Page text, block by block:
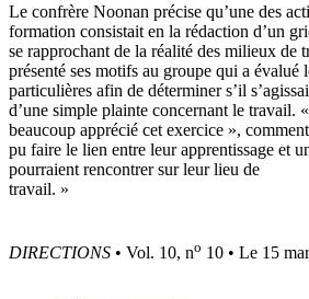
Le confrère Noonan précise qu’une des
formation consistait en la rédaction d’un
se rapprochant de la réalité des milieux de
présenté ses motifs au groupe qui a évalué
particulières afin de déterminer s’il
d’une simple plainte concernant le travail.
beaucoup apprécié cet exercice »,
pu faire le lien entre leur apprentissage et
pourraient rencontrer sur leur lieu de
travail. »
DIRECTIONS • Vol. 10, no 10 • Le 15